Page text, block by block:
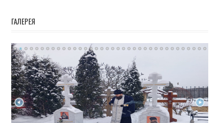
ГАЛЕРЕЯ